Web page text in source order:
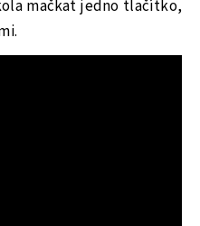
mačkat jedno tlačítko,